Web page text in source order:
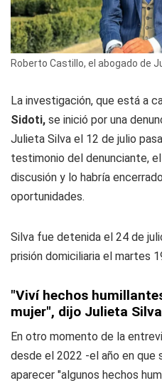
Roberto Castillo, el abogado de
La investigación, que está a
Sidoti, se inició por una
Julieta Silva el 12 de julio
testimonio del denunciante,
discusión y lo habría
oportunidades.
Silva fue detenida el 24 de
prisión domiciliaria el martes
"Viví hechos
mujer", dijo Julieta Silva
En otro momento de la
desde el 2022 -el año en que
aparecer "algunos hechos